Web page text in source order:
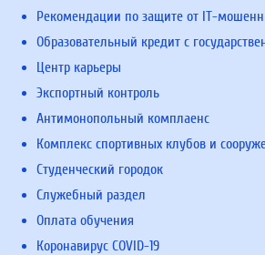
Рекомендации по защите от IT-
Образовательный кредит с
Центр карьеры
Экспортный контроль
Антимонопольный комплаенс
Комплекс спортивных клубов и
Студенческий городок
Служебный раздел
Оплата обучения
Коронавирус COVID-19